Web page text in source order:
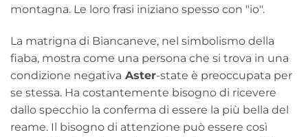
montagna. Le loro frasi iniziano spesso con "io".
La matrigna di Biancaneve, nel simbolismo della
fiaba, mostra come una persona che si trova in una
condizione negativa Aster-state è preoccupata per
se stessa. Ha costantemente bisogno di ricevere
dallo specchio la conferma di essere la più bella del
reame. Il bisogno di attenzione può essere così